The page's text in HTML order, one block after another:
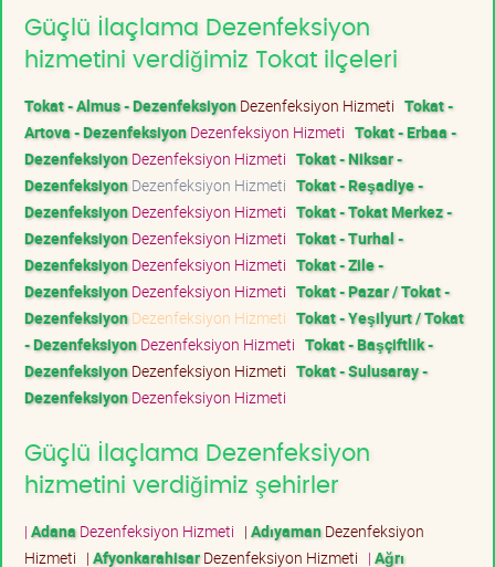
Güçlü İlaçlama Dezenfeksiyon
hizmetini verdiğimiz Tokat ilçeleri
Tokat - Almus - DezenfeksiyonDezenfeksiyon Hizmeti Tokat -
Artova - DezenfeksiyonDezenfeksiyon Hizmeti Tokat - Erbaa -
DezenfeksiyonDezenfeksiyon Hizmeti Tokat - Niksar -
DezenfeksiyonDezenfeksiyon Hizmeti Tokat - Reşadiye -
DezenfeksiyonDezenfeksiyon Hizmeti Tokat - Tokat Merkez -
DezenfeksiyonDezenfeksiyon Hizmeti Tokat - Turhal -
DezenfeksiyonDezenfeksiyon Hizmeti Tokat - Zile -
DezenfeksiyonDezenfeksiyon Hizmeti Tokat - Pazar / Tokat -
DezenfeksiyonDezenfeksiyon Hizmeti Tokat - Yeşilyurt / Tokat
- DezenfeksiyonDezenfeksiyon Hizmeti Tokat - Başçiftlik -
DezenfeksiyonDezenfeksiyon Hizmeti Tokat - Sulusaray -
DezenfeksiyonDezenfeksiyon Hizmeti
Güçlü İlaçlama Dezenfeksiyon
hizmetini verdiğimiz şehirler
| Adana Dezenfeksiyon Hizmeti | AdıyamanDezenfeksiyon
Hizmeti | AfyonkarahisarDezenfeksiyon Hizmeti | Ağrı